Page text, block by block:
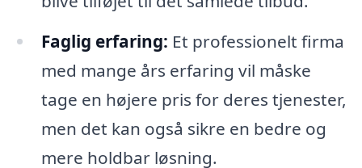
Faglig erfaring: Et professionelt firma
med mange års erfaring vil måske
tage en højere pris for deres tjenester,
men det kan også sikre en bedre og
mere holdbar løsning.